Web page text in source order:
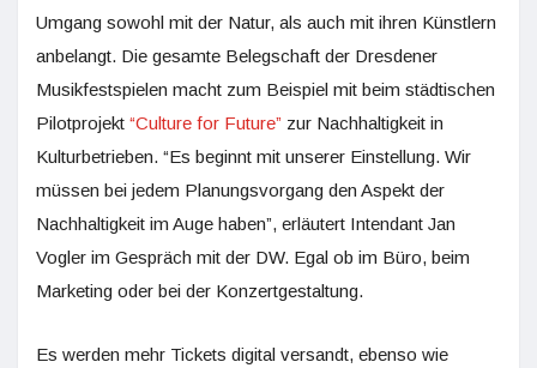
Umgang sowohl mit der Natur, als auch mit ihren Künstlern
anbelangt. Die gesamte Belegschaft der Dresdener
Musikfestspielen macht zum Beispiel mit beim städtischen
Pilotprojekt “Culture for Future” zur Nachhaltigkeit in
Kulturbetrieben. “Es beginnt mit unserer Einstellung. Wir
müssen bei jedem Planungsvorgang den Aspekt der
Nachhaltigkeit im Auge haben”, erläutert Intendant Jan
Vogler im Gespräch mit der DW. Egal ob im Büro, beim
Marketing oder bei der Konzertgestaltung.
Es werden mehr Tickets digital versandt, ebenso wie